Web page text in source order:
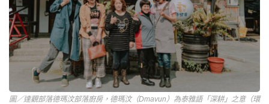
圖／達觀部落德瑪汶部落廚房，德瑪汶（Dmavun）為泰雅語「深耕」之意（環